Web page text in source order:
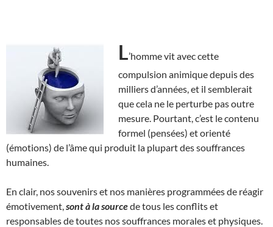
L’homme vit avec cette
compulsion animique depuis des
milliers d’années, et il semblerait
que cela ne le perturbe pas outre
mesure. Pourtant, c’est le contenu
formel (pensées) et orienté
(émotions) de l’âme qui produit la plupart des souffrances
humaines.
En clair, nos souvenirs et nos manières programmées de réagir
émotivement, sont à la sourcede tous les conflits et
responsables de toutes nos souffrances morales et physiques.